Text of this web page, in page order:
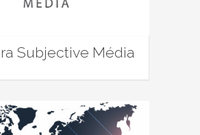
Subjective Média